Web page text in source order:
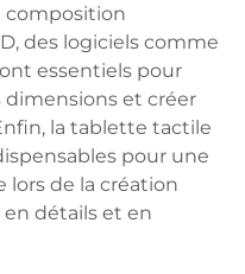
composition
des logiciels comme
essentiels pour
dimensions et créer
la tablette tactile
pour une
de la création
détails et en